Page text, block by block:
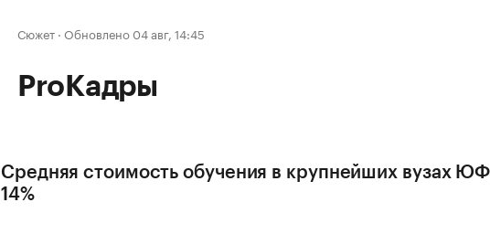
Сюжет · Обновлено 04 авг, 14:45
ProКадры
Средняя стоимость обучения в крупнейших вузах
14%